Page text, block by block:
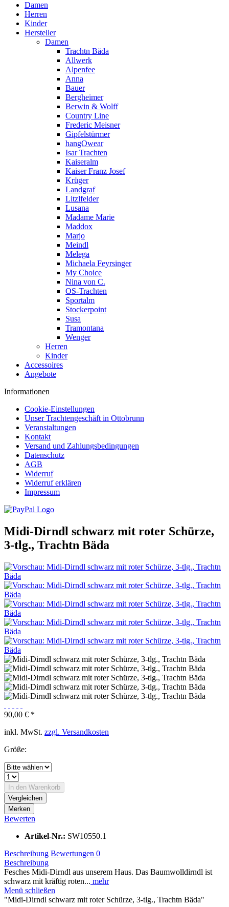
Damen
Herren
Kinder
Hersteller
Damen
Trachtn Bäda
Allwerk
Alpenfee
Anna
Bauer
Bergheimer
Berwin & Wolff
Country Line
Frederic Meisner
Gipfelstürmer
hangOwear
Isar Trachten
Kaiseralm
Kaiser Franz Josef
Krüger
Landgraf
Litzlfelder
Lusana
Madame Marie
Maddox
Marjo
Meindl
Melega
Michaela Feyrsinger
My Choice
Nina von C.
OS-Trachten
Sportalm
Stockerpoint
Susa
Tramontana
Wenger
Herren
Kinder
Accessoires
Angebote
Informationen
Cookie-Einstellungen
Unser Trachtengeschäft in Ottobrunn
Veranstaltungen
Kontakt
Versand und Zahlungsbedingungen
Datenschutz
AGB
Widerruf
Widerruf erklären
Impressum
Midi-Dirndl schwarz mit roter Schürze,
3-tlg., Trachtn Bäda
90,00 € *
inkl. MwSt. zzgl. Versandkosten
Größe:
In den Warenkorb
Vergleichen
Merken
Bewerten
Artikel-Nr.: SW10550.1
Beschreibung Bewertungen 0
Beschreibung
Fesches Midi-Dirndl aus unserem Haus. Das Baumwolldirndl ist
schwarz mit kräftig roten... mehr
Menü schließen
"Midi-Dirndl schwarz mit roter Schürze, 3-tlg., Trachtn Bäda"